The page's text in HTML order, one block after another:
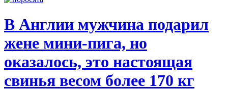
В Англии мужчина подарил
жене мини-пига, но
оказалось, это настоящая
свинья весом более 170 кг